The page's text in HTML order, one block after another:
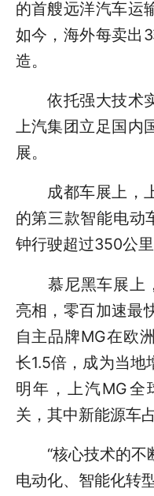
的首艘远洋汽车运
如今，海外每卖出
造。
依托强大技术实
上汽集团立足国内
展。
成都车展上，上
的第三款智能电动
钟行驶超过350公里
慕尼黑车展上，
亮相，零百加速最
自主品牌MG在欧
长1.5倍，成为当地
明年，上汽MG全
关，其中新能源车
“核心技术的不
电动化、智能化转